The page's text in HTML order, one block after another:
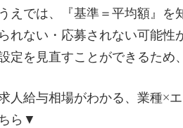
えでは、『基準＝平均額』
れない・応募されない可能
定を見直すことができるため
人給与相場がわかる、業種×
ら▼